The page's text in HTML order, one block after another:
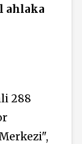
ahlaka
288